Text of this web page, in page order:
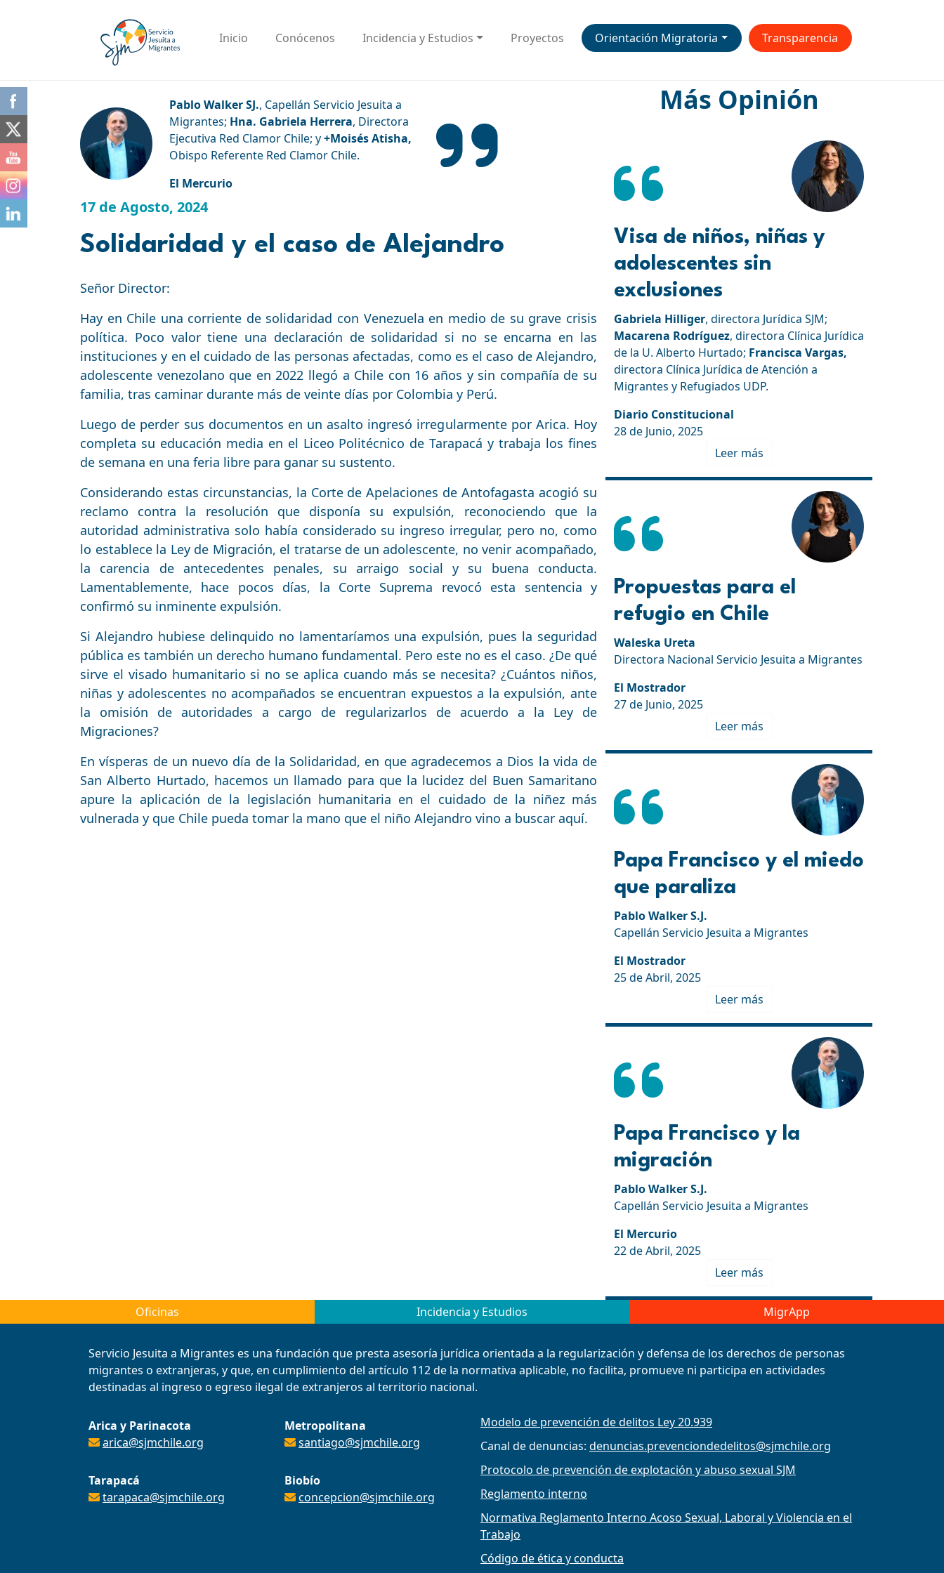
Inicio Conócenos Incidencia y Estudios Proyectos Orientación Migratoria Transparencia
Pablo Walker SJ., Capellán Servicio Jesuita a
Migrantes; Hna. Gabriela Herrera, Directora
Ejecutiva Red Clamor Chile; y+Moisés Atisha,
Obispo Referente Red Clamor Chile.
El Mercurio
17 de Agosto, 2024
Solidaridad y el caso de Alejandro
Señor Director:
Hay en Chile una corriente de solidaridad con Venezuela en medio de su grave crisis
política. Poco valor tiene una declaración de solidaridad si no se encarna en las
instituciones y en el cuidado de las personas afectadas, como es el caso de Alejandro,
adolescente venezolano que en 2022 llegó a Chile con 16 años y sin compañía de su
familia, tras caminar durante más de veinte días por Colombia y Perú.
Luego de perder sus documentos en un asalto ingresó irregularmente por Arica. Hoy
completa su educación media en el Liceo Politécnico de Tarapacá y trabaja los fines
de semana en una feria libre para ganar su sustento.
Considerando estas circunstancias, la Corte de Apelaciones de Antofagasta acogió su
reclamo contra la resolución que disponía su expulsión, reconociendo que la
autoridad administrativa solo había considerado su ingreso irregular, pero no, como
lo establece la Ley de Migración, el tratarse de un adolescente, no venir acompañado,
la carencia de antecedentes penales, su arraigo social y su buena conducta.
Lamentablemente, hace pocos días, la Corte Suprema revocó esta sentencia y
confirmó su inminente expulsión.
Si Alejandro hubiese delinquido no lamentaríamos una expulsión, pues la seguridad
pública es también un derecho humano fundamental. Pero este no es el caso. ¿De qué
sirve el visado humanitario si no se aplica cuando más se necesita? ¿Cuántos niños,
niñas y adolescentes no acompañados se encuentran expuestos a la expulsión, ante
la omisión de autoridades a cargo de regularizarlos de acuerdo a la Ley de
Migraciones?
En vísperas de un nuevo día de la Solidaridad, en que agradecemos a Dios la vida de
San Alberto Hurtado, hacemos un llamado para que la lucidez del Buen Samaritano
apure la aplicación de la legislación humanitaria en el cuidado de la niñez más
vulnerada y que Chile pueda tomar la mano que el niño Alejandro vino a buscar aquí.
Más Opinión
Visa de niños, niñas y
adolescentes sin
exclusiones
Gabriela Hilliger, directora Jurídica SJM;
Macarena Rodríguez, directora Clínica Jurídica
de la U. Alberto Hurtado; Francisca Vargas,
directora Clínica Jurídica de Atención a
Migrantes y Refugiados UDP.
Diario Constitucional
28 de Junio, 2025
Leer más
Propuestas para el
refugio en Chile
Waleska Ureta
Directora Nacional Servicio Jesuita a Migrantes
El Mostrador
27 de Junio, 2025
Leer más
Papa Francisco y el miedo
que paraliza
Pablo Walker S.J.
Capellán Servicio Jesuita a Migrantes
El Mostrador
25 de Abril, 2025
Leer más
Papa Francisco y la
migración
Pablo Walker S.J.
Capellán Servicio Jesuita a Migrantes
El Mercurio
22 de Abril, 2025
Leer más
Oficinas Incidencia y Estudios MigrApp
Servicio Jesuita a Migrantes es una fundación que presta asesoría jurídica orientada a la regularización y defensa de los derechos de personas
migrantes o extranjeras, y que, en cumplimiento del artículo 112 de la normativa aplicable, no facilita, promueve ni participa en actividades
destinadas al ingreso o egreso ilegal de extranjeros al territorio nacional.
Arica y Parinacota
arica@sjmchile.org
Tarapacá
tarapaca@sjmchile.org
Metropolitana
santiago@sjmchile.org
Biobío
concepcion@sjmchile.org
Modelo de prevención de delitos Ley 20.939
Canal de denuncias: denuncias.prevenciondedelitos@sjmchile.org
Protocolo de prevención de explotación y abuso sexual SJM
Reglamento interno
Normativa Reglamento Interno Acoso Sexual, Laboral y Violencia en el
Trabajo
Código de ética y conducta